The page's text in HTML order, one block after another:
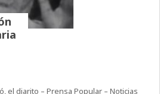
el diarito – Prensa Popular – Noticias